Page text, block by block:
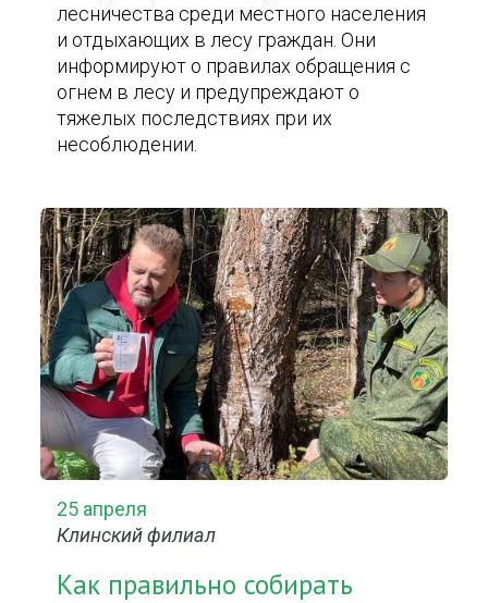
лесничества среди местного населения
и отдыхающих в лесу граждан. Они
информируют о правилах обращения с
огнем в лесу и предупреждают о
тяжелых последствиях при их
несоблюдении.
25 апреля
Клинский филиал
Как правильно собирать